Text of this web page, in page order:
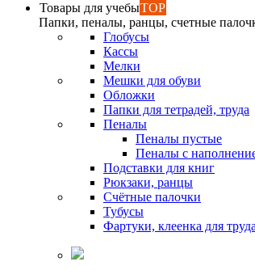
Товары для учебыTOP
Папки, пеналы, ранцы, счетные
Глобусы
Кассы
Мелки
Мешки для обуви
Обложки
Папки для тетрадей, труда
Пеналы
Пеналы пустые
Пеналы с
Подставки для книг
Рюкзаки, ранцы
Счётные палочки
Тубусы
Фартуки, клеенка для труда